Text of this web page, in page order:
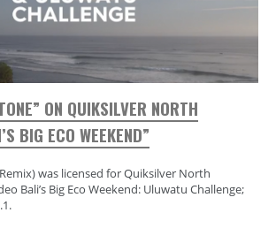
ON QUIKSILVER NORTH
BIG ECO WEEKEND”
was licensed for Quiksilver North
Bali’s Big Eco Weekend: Uluwatu Challenge;